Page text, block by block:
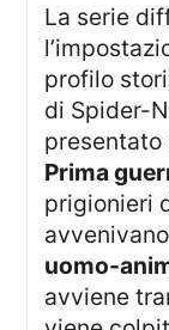
La serie differenzia ulteriormente
profilo
di Spider-
Prima
prigionieri
uomo-
avviene